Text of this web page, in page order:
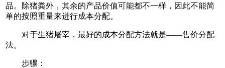
品。除猪粪外，其余的产品价值可能都不一样，因此不能简
单的按照重量来进行成本分配。
对于生猪屠宰，最好的成本分配方法就是——售价分配
法。
步骤：